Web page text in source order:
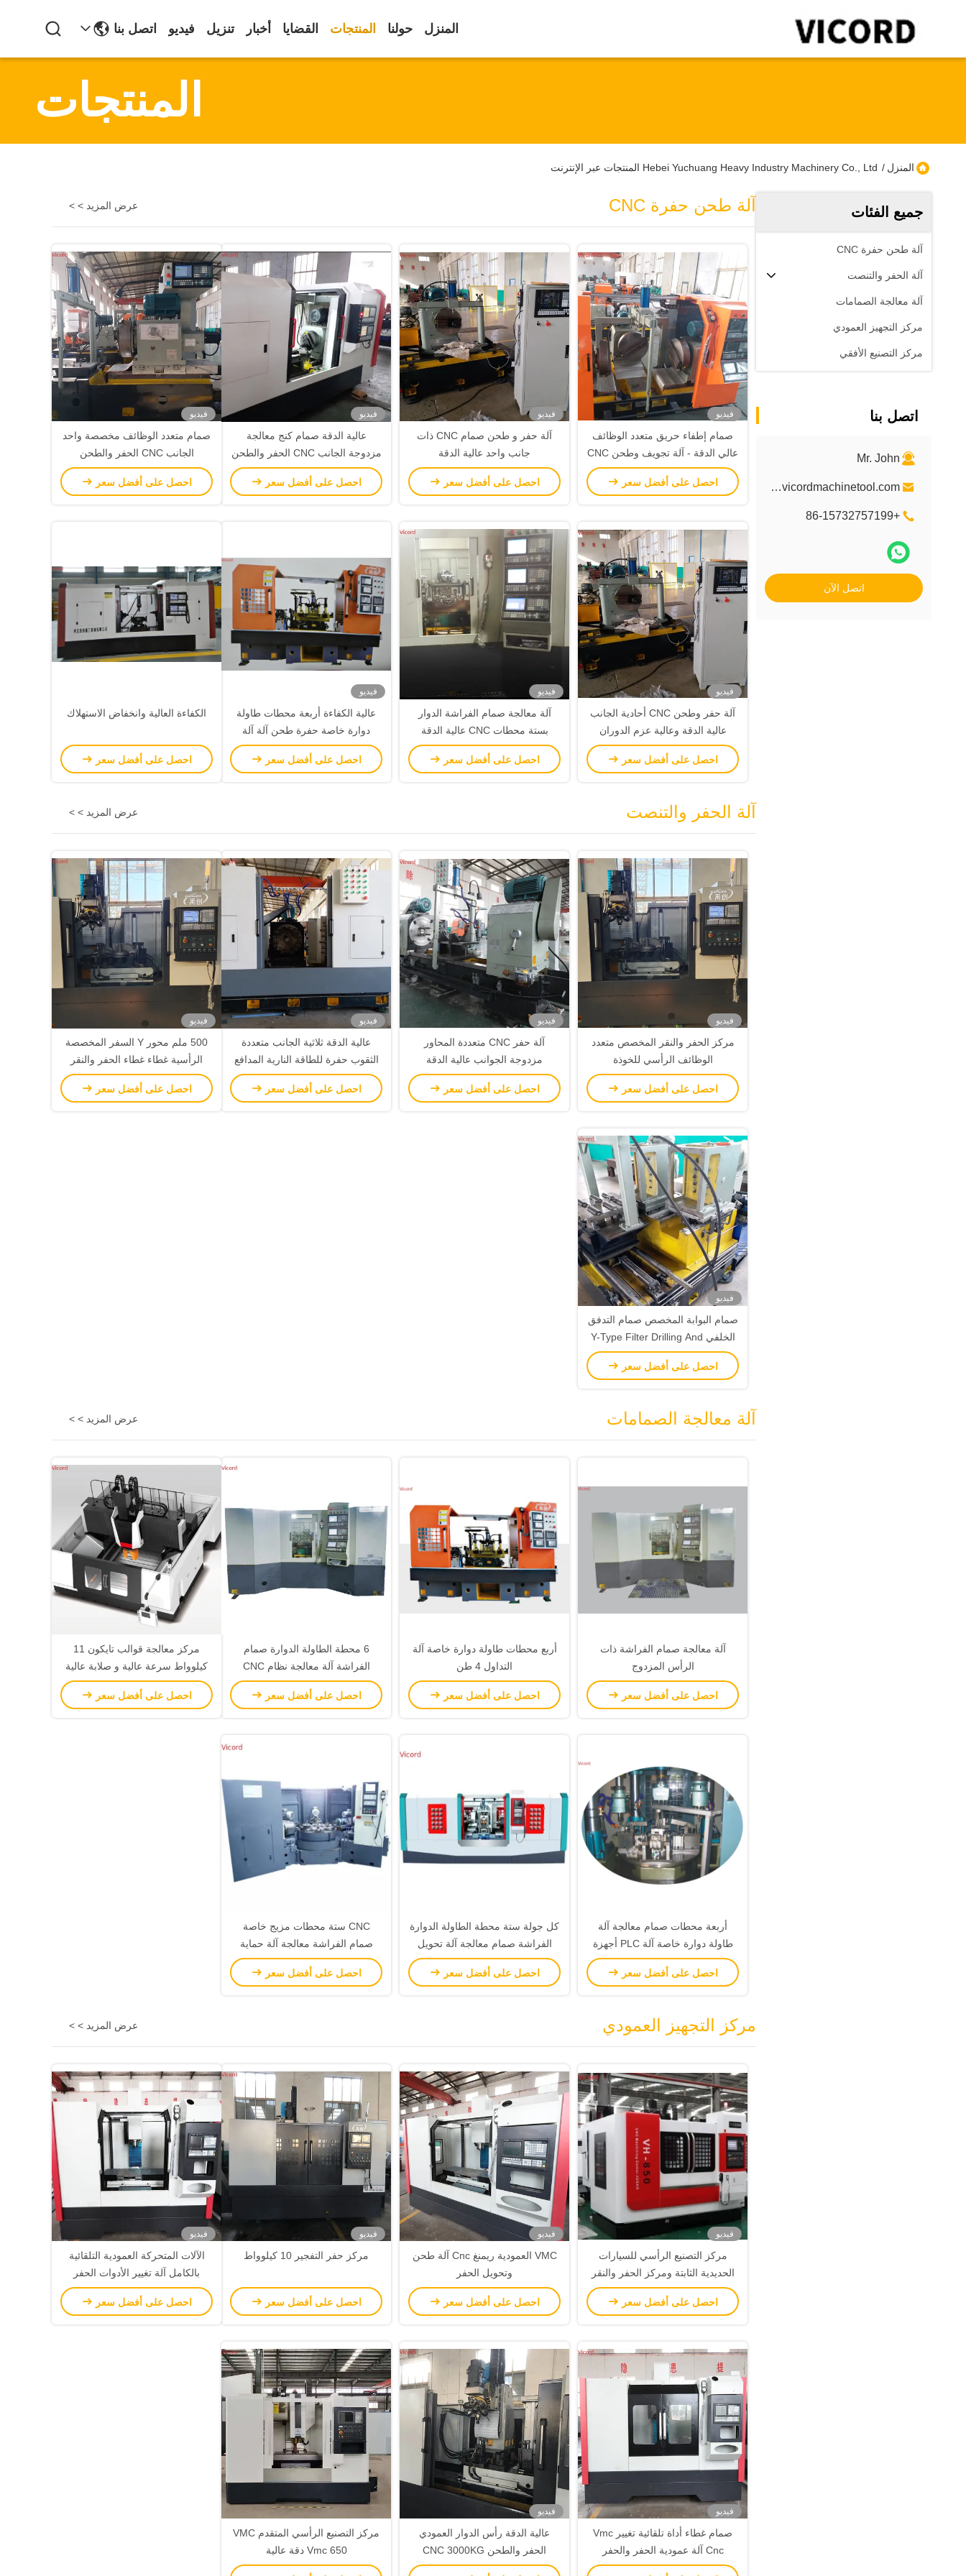
المنزل حولنا المنتجات القضايا أخبار تنزيل فيديو اتصل بنا
المنتجات
المنزل / Hebei Yuchuang Heavy Industry Machinery Co., Ltd المنتجات عبر الإنترنت
جميع الفئات
آلة طحن حفرة CNC
آلة الحفر والتنصت
آلة معالجة الصمامات
مركز التجهيز العمودي
مركز التصنيع الأفقي
اتصل بنا
Mr. John
info@vicordmachinetool.com
+86-15732757199
اتصل الآن
آلة طحن حفرة CNC عرض المزيد > >
فيديو
صمام إطفاء حريق متعدد الوظائف
عالي الدقة - آلة تجويف وطحن CNC
ثلاثية الجوانب
احصل على أفضل سعر
فيديو
آلة حفر و طحن صمام CNC ذات
جانب واحد عالية الدقة
احصل على أفضل سعر
فيديو
عالية الدقة صمام كنج معالجة
مزدوجة الجانب CNC الحفر والطحن
آلة
احصل على أفضل سعر
فيديو
صمام متعدد الوظائف مخصصة واحد
الجانب CNC الحفر والطحن
احصل على أفضل سعر
فيديو
آلة حفر وطحن CNC أحادية الجانب
عالية الدقة وعالية عزم الدوران
للصمامات
احصل على أفضل سعر
فيديو
آلة معالجة صمام الفراشة الدوار
بستة محطات CNC عالية الدقة
احصل على أفضل سعر
فيديو
عالية الكفاءة أربعة محطات طاولة
دوارة خاصة حفرة طحن آلة آلة
احصل على أفضل سعر
الكفاءة العالية وانخفاض الاستهلاك
احصل على أفضل سعر
آلة الحفر والتنصت عرض المزيد > >
فيديو
مركز الحفر والنقر المخصص متعدد
الوظائف الرأسي للخوذة
احصل على أفضل سعر
فيديو
آلة حفر CNC متعددة المحاور
مزدوجة الجوانب عالية الدقة
مخصصة
احصل على أفضل سعر
فيديو
عالية الدقة ثلاثية الجانب متعددة
الثقوب حفرة للطاقة النارية المدافع
السيارة صمام المحور الخلفي
احصل على أفضل سعر
فيديو
500 ملم محور Y السفر المخصصة
الرأسية غطاء غطاء الحفر والنقر
المركز مع ≤0.015/3000 دقة
الموقف
احصل على أفضل سعر
فيديو
صمام البوابة المخصص صمام التدفق
الخلفي Y-Type Filter Drilling And
Tapping Machine مع 180/320mm
Power Box Stroke
احصل على أفضل سعر
آلة معالجة الصمامات عرض المزيد > >
آلة معالجة صمام الفراشة ذات
الرأس المزدوج
احصل على أفضل سعر
أربع محطات طاولة دوارة خاصة آلة
التداول 4 طن
احصل على أفضل سعر
6 محطة الطاولة الدوارة صمام
الفراشة آلة معالجة نظام CNC
احصل على أفضل سعر
مركز معالجة قوالب تايكون 11
كيلوواط سرعة عالية و صلابة عالية
احصل على أفضل سعر
أربعة محطات صمام معالجة آلة
طاولة دوارة خاصة آلة PLC أجهزة
التحكم
احصل على أفضل سعر
كل جولة ستة محطة الطاولة الدوارة
الفراشة صمام معالجة آلة تحويل
الحفر والنقر آلة
احصل على أفضل سعر
CNC ستة محطات مزيج خاصة
صمام الفراشة معالجة آلة حماية
عالية
احصل على أفضل سعر
مركز التجهيز العمودي عرض المزيد > >
فيديو
مركز التصنيع الرأسي للسيارات
الحديدية الثابتة ومركز الحفر والنقر
3000kg
احصل على أفضل سعر
فيديو
VMC العمودية ريمنغ Cnc آلة طحن
وتحويل الحفر
احصل على أفضل سعر
فيديو
مركز حفر التفجير 10 كيلوواط
احصل على أفضل سعر
فيديو
الآلات المتحركة العمودية التلقائية
بالكامل آلة تغيير الأدوات الحفر
التنقيب والطحن آلة تحويل
احصل على أفضل سعر
فيديو
صمام غطاء أداة تلقائية تغيير Vmc
Cnc آلة عمودية الحفر والحفر
فيديو
عالية الدقة رأس الدوار العمودي
الحفر والطحن CNC 3000KG
مركز التصنيع الرأسي المتقدم VMC
Vmc 650 دقة عالية